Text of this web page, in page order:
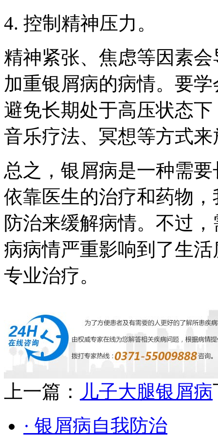
4. 控制精神压力。
精神紧张、焦虑等因素
加重银屑病的病情。要
避免长期处于高压状态
音乐疗法、冥想等方式
总之，银屑病是一种需
依靠医生的治疗和药物
防治来缓解病情。不过
病病情严重影响到了生
专业治疗。
上一篇： 儿子大腿银屑病
· 银屑病自我防治